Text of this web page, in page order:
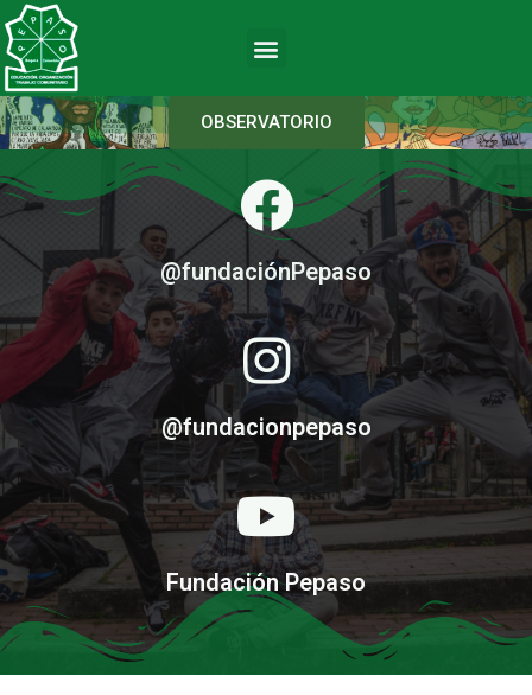
OBSERVATORIO
@fundaciónPepaso
@fundacionpepaso
Fundación Pepaso